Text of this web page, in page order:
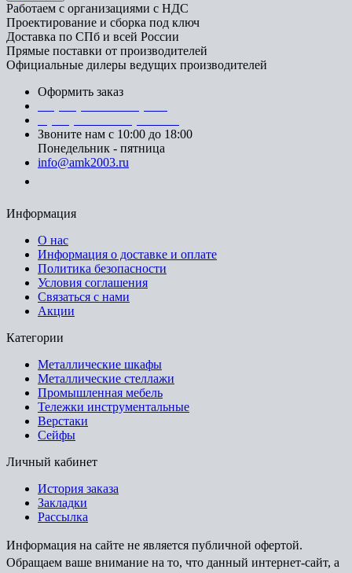
Работаем с организациями с НДС
Проектирование и сборка под ключ
Доставка по СПб и всей России
Прямые поставки от производителей
Официальные дилеры ведущих производителей
Оформить заказ
Звоните нам с 10:00 до 18:00
Понедельник - пятница
info@amk2003.ru
Информация
О нас
Информация о доставке и оплате
Политика безопасности
Условия соглашения
Связаться с нами
Акции
Категории
Металлические шкафы
Металлические стеллажи
Промышленная мебель
Тележки инструментальные
Верстаки
Сейфы
Личный кабинет
История заказа
Закладки
Рассылка
Информация на сайте не является публичной офертой.
Обращаем ваше внимание на то, что данный интернет-сайт, а